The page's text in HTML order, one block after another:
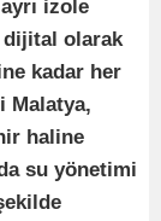
izole
dijital olarak
kadar her
Malatya,
haline
su yönetimi